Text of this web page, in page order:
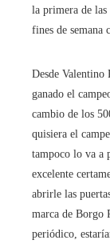
la primera de
fines de semana
Desde Valentino
ganado el
cambio de los
quisiera el
tampoco lo va a
excelente
abrirle las
marca de Borgo
periódico,